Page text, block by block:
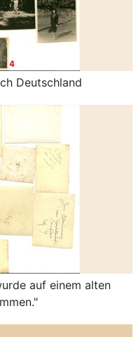
Deutschland
auf einem alten